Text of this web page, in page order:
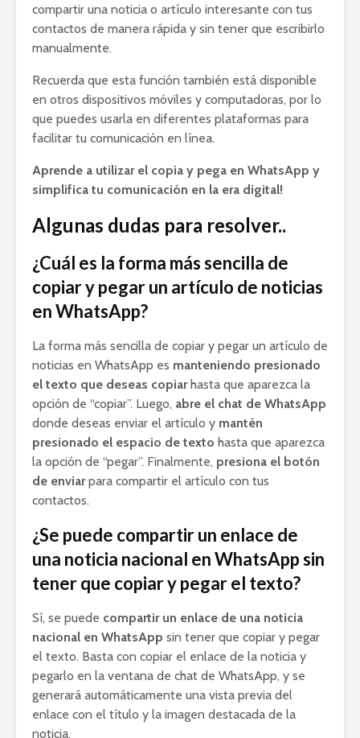
compartir una noticia o artículo interesante con tus
contactos de manera rápida y sin tener que escribirlo
manualmente.
Recuerda que esta función también está disponible
en otros dispositivos móviles y computadoras, por lo
que puedes usarla en diferentes plataformas para
facilitar tu comunicación en línea.
Aprende a utilizar el copia y pega en WhatsApp y
simplifica tu comunicación en la era digital!
Algunas dudas para resolver..
¿Cuál es la forma más sencilla de
copiar y pegar un artículo de noticias
en WhatsApp?
La forma más sencilla de copiar y pegar un artículo de
noticias en WhatsApp es manteniendo presionado
el texto que deseas copiarhasta que aparezca la
opción de “copiar”. Luego, abre el chat de WhatsApp
donde deseas enviar el artículo y mantén
presionado el espacio de texto hasta que aparezca
la opción de “pegar”. Finalmente, presiona el botón
de enviarpara compartir el artículo con tus
contactos.
¿Se puede compartir un enlace de
una noticia nacional en WhatsApp sin
tener que copiar y pegar el texto?
Sí, se puede compartir un enlace de una noticia
nacional en WhatsApp sin tener que copiar y pegar
el texto. Basta con copiar el enlace de la noticia y
pegarlo en la ventana de chat de WhatsApp, y se
generará automáticamente una vista previa del
enlace con el título y la imagen destacada de la
noticia.